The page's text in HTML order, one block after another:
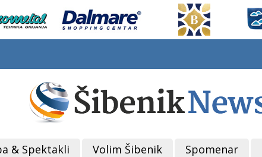
& Spektakli Volim Šibenik Spomenar